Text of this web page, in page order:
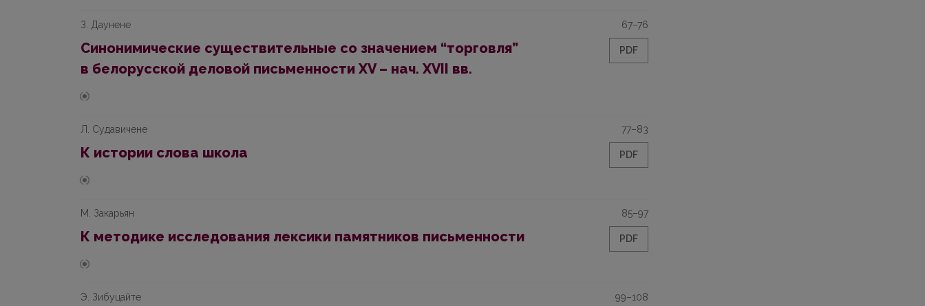
З. Даунене
Синонимические существительные со значением “торговля”
в белорусской деловой письменности XV – нач. XVII вв.
67–76
PDF
Л. Судавичене
К истории слова школа
77–83
PDF
М. Закарьян
К методике исследования лексики памятников письменности
85–97
PDF
Э. Зибуцайте 99–108